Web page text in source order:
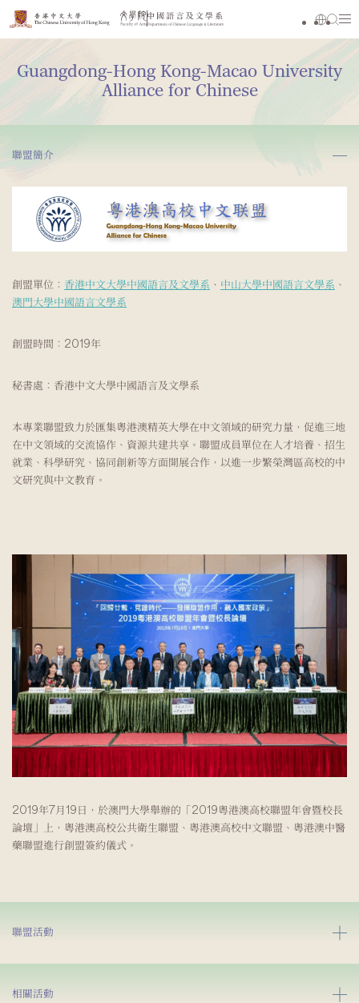
Guangdong-Hong Kong-Macao University
Alliance for Chinese
聯盟簡介
創盟單位： 香港中文大學中國語言及文學系 、 中山大學中國語言文學系 、
澳門大學中國語言文學系
創盟時間： 2019年
秘書處： 香港中文大學中國語言及文學系
本專業聯盟致力於匯集粵港澳精英大學在中文領域的研究力量，促進三地
在中文領域的交流協作、資源共建共享。聯盟成員單位在人才培養、招生
就業、科學研究、協同創新等方面開展合作，以進一步繁榮灣區高校的中
文研究與中文教育。
2019年7月19日，於澳門大學舉辦的「2019粵港澳高校聯盟年會暨校長
論壇」上，粵港澳高校公共衛生聯盟、粵港澳高校中文聯盟、粵港澳中醫
藥聯盟進行創盟簽約儀式。
聯盟活動
相關活動